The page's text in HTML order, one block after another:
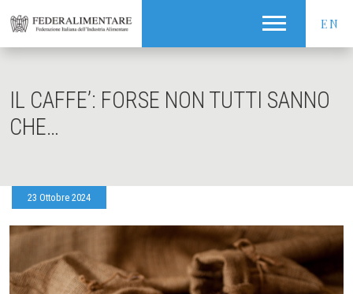
EN
IL CAFFE’: FORSE NON TUTTI SANNO
CHE…
23 Ottobre 2024